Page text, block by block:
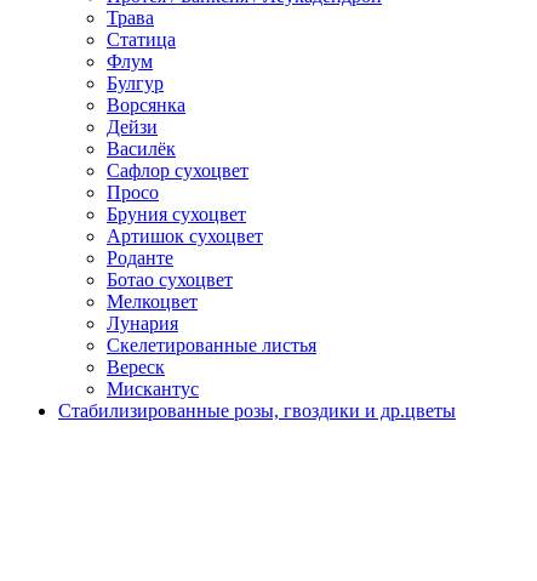
Трава
Статица
Флум
Булгур
Ворсянка
Дейзи
Василёк
Сафлор сухоцвет
Просо
Бруния сухоцвет
Артишок сухоцвет
Роданте
Ботао сухоцвет
Мелкоцвет
Лунария
Скелетированные листья
Вереск
Мискантус
Стабилизированные розы, гвоздики и др.цветы